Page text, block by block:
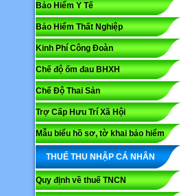
Bảo Hiểm Y Tế
Bảo Hiểm Thất Nghiệp
Kinh Phí Công Đoàn
Chế độ ốm đau BHXH
Chế Độ Thai Sản
Trợ Cấp Hưu Trí Xã Hội
Mẫu biểu hồ sơ, tờ khai bảo hiểm
THUẾ THU NHẬP CÁ NHÂN
Quy định về thuế TNCN